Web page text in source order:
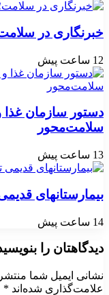
خبرنگاری در
12 ساعت پیش
سلامت‌محور
13 ساعت پیش
بیمارستانهای
14 ساعت پیش
دیدگاهتان را
نشانی ایمیل شما
علامت‌گذاری شده‌اند *